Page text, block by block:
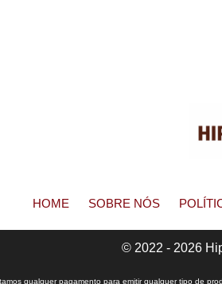
HOME SOBRE NÓS
© 2022 - 2026
qualquer pagamento para emitir qualquer tipo de